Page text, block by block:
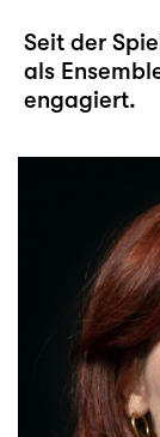
Seit der
als
engagiert.